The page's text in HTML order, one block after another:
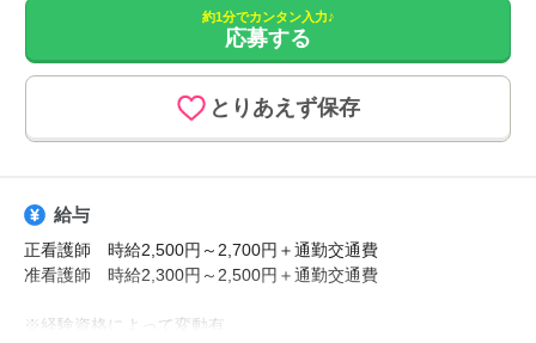
約1分でカンタン入力♪
応募する
とりあえず保存
給与
正看護師 時給2,500円～2,700円＋通勤交通費
准看護師 時給2,300円～2,500円＋通勤交通費
※経験資格によって変動有